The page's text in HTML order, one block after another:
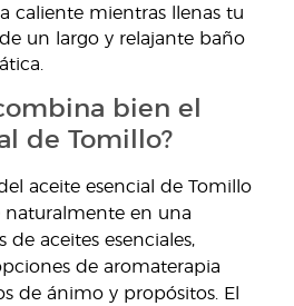
caliente mientras llenas tu
un largo y relajante baño
bien el
de Tomillo?
aceite esencial de Tomillo
naturalmente en una
de aceites esenciales,
de aromaterapia
de ánimo y propósitos. El